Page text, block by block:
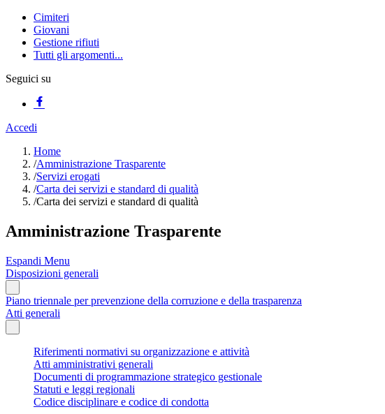
Cimiteri
Giovani
Gestione rifiuti
Tutti gli argomenti...
Seguici su
Accedi
Home
/Amministrazione Trasparente
/Servizi erogati
/Carta dei servizi e standard di qualità
/Carta dei servizi e standard di qualità
Amministrazione Trasparente
Espandi Menu
Disposizioni generali
Piano triennale per prevenzione della corruzione e della trasparenza
Atti generali
Riferimenti normativi su organizzazione e attività
Atti amministrativi generali
Documenti di programmazione strategico gestionale
Statuti e leggi regionali
Codice disciplinare e codice di condotta